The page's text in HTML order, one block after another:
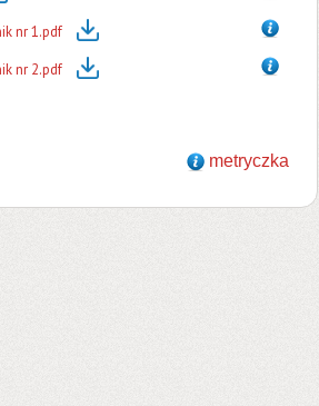
nr 1.pdf
nr 2.pdf
metryczka